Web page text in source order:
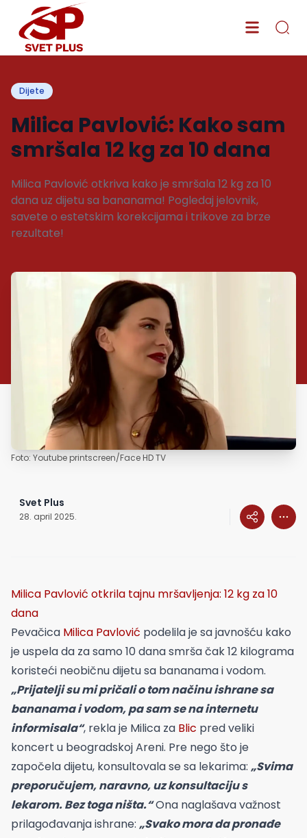
Dijete
Milica Pavlović: Kako sam
smršala 12 kg za 10 dana
Milica Pavlović otkriva kako je smršala 12 kg za 10
dana uz dijetu sa bananama! Pogledaj jelovnik,
savete o estetskim korekcijama i trikove za brze
rezultate!
Foto: Youtube printscreen/Face HD TV
Svet Plus
28. april 2025.
Milica Pavlović otkrila tajnu mršavljenja: 12 kg za 10
dana
Pevačica Milica Pavlović podelila je sa javnošću kako
je uspela da za samo 10 dana smrša čak 12 kilograma
koristeći neobičnu dijetu sa bananama i vodom.
„Prijatelji su mi pričali o tom načinu ishrane sa
bananama i vodom, pa sam se na internetu
informisala“, rekla je Milica za Blic pred veliki
koncert u beogradskoj Areni. Pre nego što je
započela dijetu, konsultovala se sa lekarima: „Svima
preporučujem, naravno, uz konsultaciju s
lekarom. Bez toga ništa.“Ona naglašava važnost
prilagođavanja ishrane: „Svako mora da pronađe